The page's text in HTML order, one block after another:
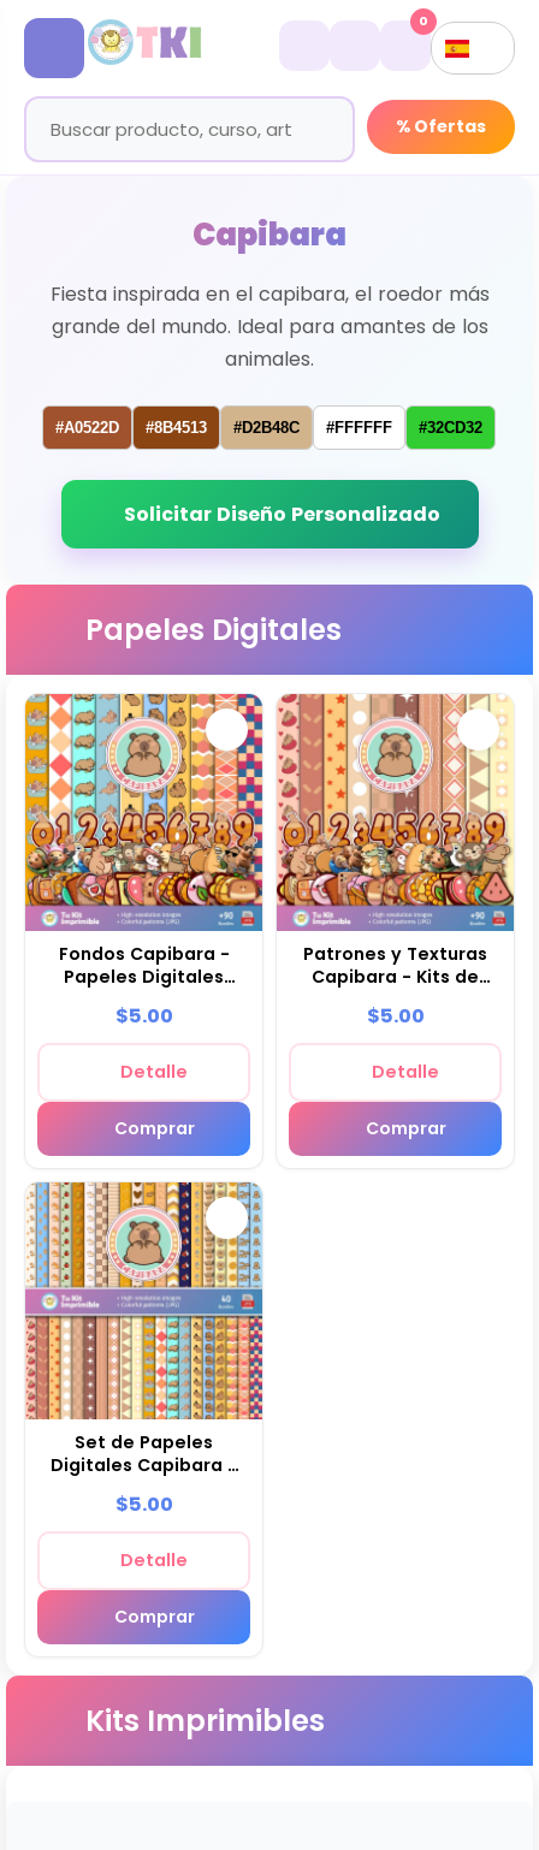
% Ofertas
0
Capibara
Fiesta inspirada en el capibara, el roedor más
grande del mundo. Ideal para amantes de los
animales.
#A0522D #8B4513 #D2B48C #FFFFFF #32CD32
Solicitar Diseño Personalizado
Papeles Digitales
Fondos Capibara -
Papeles Digitales
$5.00
Detalle
Comprar
Patrones y Texturas
Capibara - Kits de
$5.00
Detalle
Comprar
Set de Papeles
Digitales Capibara -
Scrapbooking
$5.00
Detalle
Comprar
Kits Imprimibles